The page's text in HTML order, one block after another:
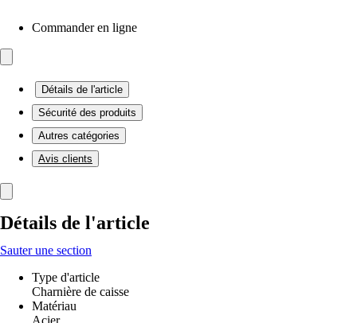
Commander en ligne
Détails de l'article
Sécurité des produits
Autres catégories
Avis clients
Détails de l'article
Sauter une section
Type d'article
Charnière de caisse
Matériau
Acier